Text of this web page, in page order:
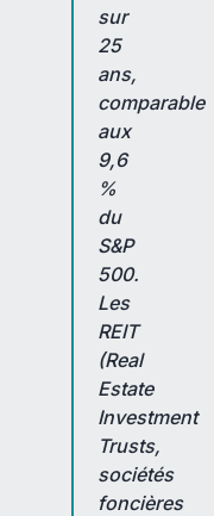
sur
25
ans,
comparable
aux
9,6
%
du
S&P
500.
Les
REIT
(Real
Estate
Investment
Trusts,
sociétés
foncières